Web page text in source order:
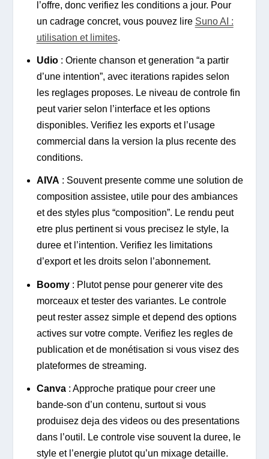
l’offre, donc verifiez les conditions a jour. Pour
un cadrage concret, vous pouvez lire Suno AI :
utilisation et limites.
Udio: Oriente chanson et generation “a partir
d’une intention”, avec iterations rapides selon
les reglages proposes. Le niveau de controle fin
peut varier selon l’interface et les options
disponibles. Verifiez les exports et l’usage
commercial dans la version la plus recente des
conditions.
AIVA : Souvent presente comme une solution de
composition assistee, utile pour des ambiances
et des styles plus “composition”. Le rendu peut
etre plus pertinent si vous precisez le style, la
duree et l’intention. Verifiez les limitations
d’export et les droits selon l’abonnement.
Boomy: Plutot pense pour generer vite des
morceaux et tester des variantes. Le controle
peut rester assez simple et depend des options
actives sur votre compte. Verifiez les regles de
publication et de monétisation si vous visez des
plateformes de streaming.
Canva: Approche pratique pour creer une
bande-son d’un contenu, surtout si vous
produisez deja des videos ou des presentations
dans l’outil. Le controle vise souvent la duree, le
style et l’energie plutot qu’un mixage detaille.